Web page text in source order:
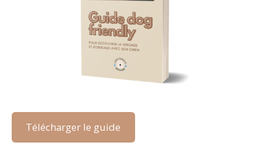
Télécharger le guide